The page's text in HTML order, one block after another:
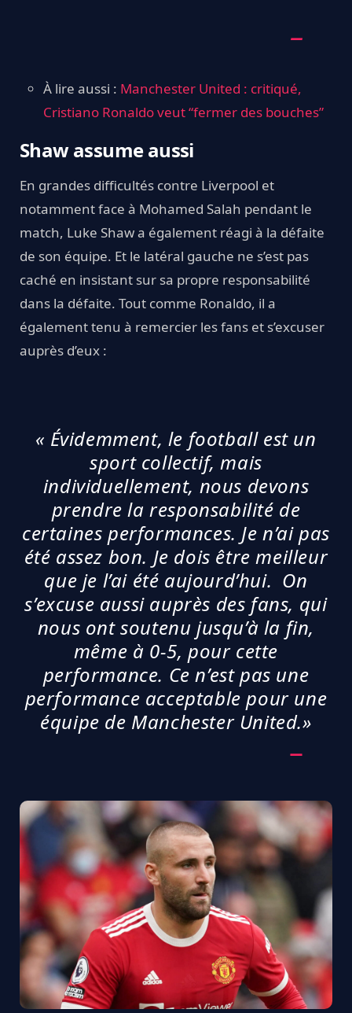
À lire aussi : Manchester United : critiqué,
Cristiano Ronaldo veut “fermer des bouches”
Shaw assume aussi
En grandes difficultés contre Liverpool et
notamment face à Mohamed Salah pendant le
match, Luke Shaw a également réagi à la défaite
de son équipe. Et le latéral gauche ne s’est pas
caché en insistant sur sa propre responsabilité
dans la défaite. Tout comme Ronaldo, il a
également tenu à remercier les fans et s’excuser
auprès d’eux :
« Évidemment, le football est un
sport collectif, mais
individuellement, nous devons
prendre la responsabilité de
certaines performances. Je n’ai pas
été assez bon. Je dois être meilleur
que je l’ai été aujourd’hui. On
s’excuse aussi auprès des fans, qui
nous ont soutenu jusqu’à la fin,
même à 0-5, pour cette
performance. Ce n’est pas une
performance acceptable pour une
équipe de Manchester United.»